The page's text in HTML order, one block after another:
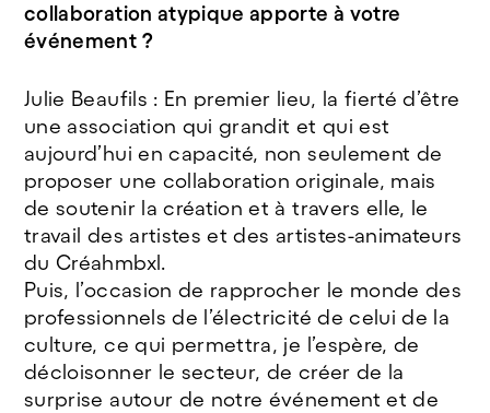
collaboration atypique apporte à votre
événement ?
Julie Beaufils : En premier lieu, la fierté d’être
une association qui grandit et qui est
aujourd’hui en capacité, non seulement de
proposer une collaboration originale, mais
de soutenir la création et à travers elle, le
travail des artistes et des artistes-animateurs
du Créahmbxl.
Puis, l’occasion de rapprocher le monde des
professionnels de l’électricité de celui de la
culture, ce qui permettra, je l’espère, de
décloisonner le secteur, de créer de la
surprise autour de notre événement et de